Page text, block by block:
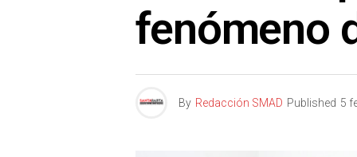
fenómeno
By Redacción SMAD Published 5